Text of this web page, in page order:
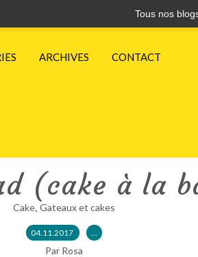
Tous nos
ARCHIVES CONTACT
(cake à la
Cake, Gateaux et cakes
04.11.2017 …
Par Rosa